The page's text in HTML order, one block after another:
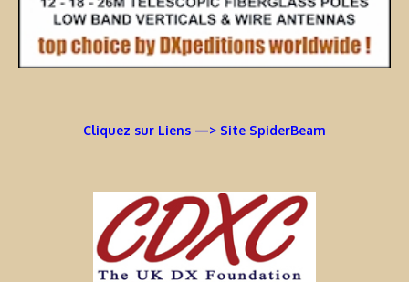
Cliquez sur Liens —> Site SpiderBeam